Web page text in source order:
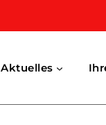
Aktuelles